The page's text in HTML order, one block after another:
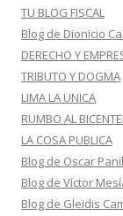
TU BLOG FISCAL
Blog de Dionicio
DERECHO Y
TRIBUTO Y DOGMA
LIMA LA UNICA
RUMBO AL
LA COSA PUBLICA
Blog de Oscar
Blog de Víctor
Blog de Gleidis